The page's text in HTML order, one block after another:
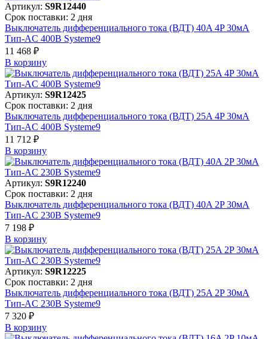
Артикул: S9R12440
Срок поставки: 2 дня
Выключатель дифференциального тока (ВДТ) 40A 4P 30мА
Тип-AC 400В Systeme9
11 468 ₽
В корзинy
Артикул: S9R12425
Срок поставки: 2 дня
Выключатель дифференциального тока (ВДТ) 25A 4P 30мА
Тип-AC 400В Systeme9
11 712 ₽
В корзинy
Артикул: S9R12240
Срок поставки: 2 дня
Выключатель дифференциального тока (ВДТ) 40A 2P 30мА
Тип-AC 230В Systeme9
7 198 ₽
В корзинy
Артикул: S9R12225
Срок поставки: 2 дня
Выключатель дифференциального тока (ВДТ) 25A 2P 30мА
Тип-AC 230В Systeme9
7 320 ₽
В корзинy